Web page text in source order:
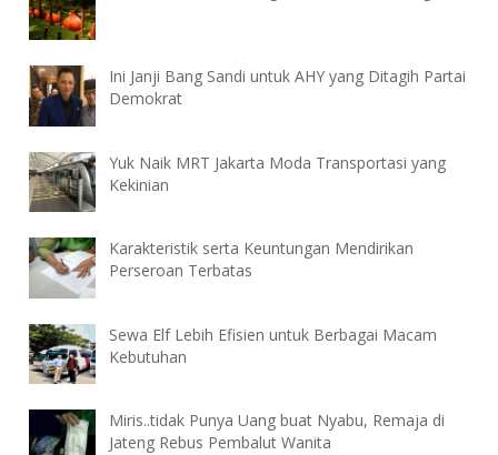
Ini Janji Bang Sandi untuk AHY yang Ditagih Partai
Demokrat
Yuk Naik MRT Jakarta Moda Transportasi yang
Kekinian
Karakteristik serta Keuntungan Mendirikan
Perseroan Terbatas
Sewa Elf Lebih Efisien untuk Berbagai Macam
Kebutuhan
Miris..tidak Punya Uang buat Nyabu, Remaja di
Jateng Rebus Pembalut Wanita